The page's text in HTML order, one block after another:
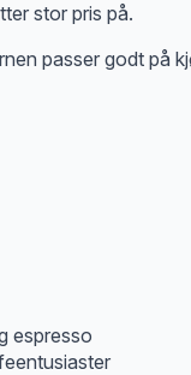
stor pris på.
passer godt på
espresso